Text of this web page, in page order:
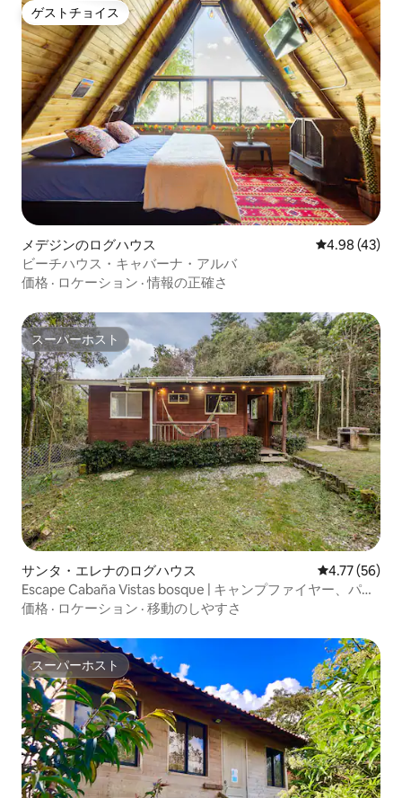
ゲストチョイス
ゲストチョイス
メデジンのログハウス レビュー43
4.98 (43)
ビーチハウス・キャバーナ・アルバ
価格 · ロケーション ·情報の正確さ
スーパーホスト
スーパーホスト
サンタ・エレナのログハウス レビュー56
4.77 (56)
Escape Cabaña Vistas bosque | キャンプファイヤー、パテ
ィオ、バーベキュー
価格 · ロケーション · 移動のしやすさ
スーパーホスト
スーパーホスト